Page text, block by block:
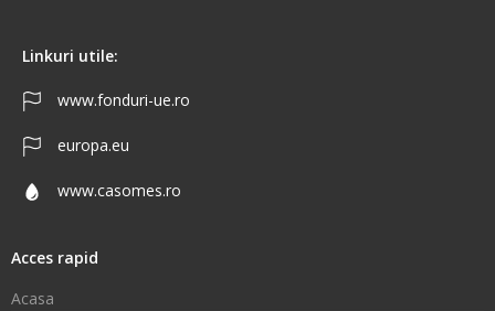
Linkuri utile:
www.fonduri-ue.ro
europa.eu
www.casomes.ro
Acces rapid
Acasa